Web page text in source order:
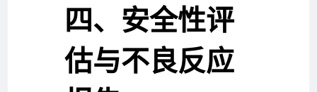
四、安全性评
估与不良反应